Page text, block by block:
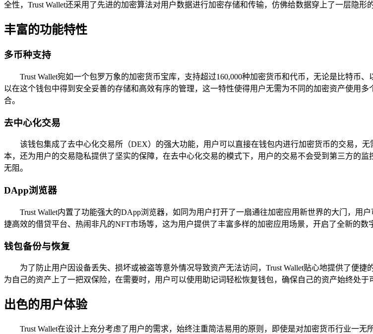
全性，Trust Wallet还采用了先进的加密算法对用户数据进行加密存储和传输，仿佛给数据穿上了一层隐
丰富的功能特性
多币种支持
Trust Wallet宛如一个包罗万象的加密货币宝库，支持超过160,000种加密货币和代币，无论是比特币
以在这个钱包中得到安全妥善的存储和高效有序的管理，这一特性使得用户无需为不同的加密资产使用
合。
去中心化交易
该钱包集成了去中心化交易所（DEX）的强大功能，用户可以直接在钱包内进行加密货币的交易，
本，还为用户的交易隐私提供了坚实的保障，在去中心化交易的模式下，用户的交易不会受到第三方的
无阻。
DApp浏览器
Trust Wallet内置了功能强大的DApp浏览器，如同为用户打开了一扇通往加密应用新世界的大门，用
捷高效的借贷平台、热闹非凡的NFT市场等，这为用户提供了丰富多样的加密应用场景，开启了全新的
钱包备份与恢复
为了防止用户因设备丢失、损坏或被盗等意外情况导致资产无法访问，Trust Wallet贴心地提供了便
为自己的资产上了一把双保险，在需要时，用户可以使用助记词轻松恢复钱包，确保自己的资产始终处于
出色的用户体验
Trust Wallet在设计上充分考虑了用户的需求，始终注重简洁易用的原则，即使是对加密货币行业一